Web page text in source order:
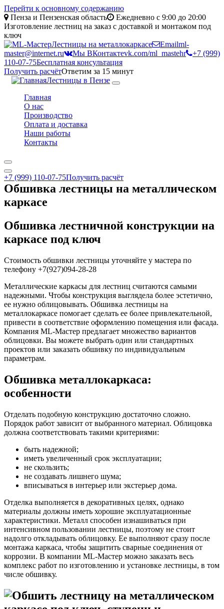
Перейти к основному содержанию
Пенза и Пензенская область
Ежедневно с 9:00 до 20:00
Изготовление лестниц на заказ с доставкой и монтажом под
ключ
Лестницы на металлокаркасе
Emailml-
master@internet.ru
Мы ВКонтактеvk.com/ml_mastehr
+7 (999)
110-07-75Бесплатная консультация
Получить расчётОтветим за 15 минут
Лестницы в Пензе
Toggle
Главная
О нас
Производство
Оплата и доставка
Наши работы
Контакты
+7 (999) 110-07-75Получить расчёт
Обшивка лестницы на металлическом
каркасе
Обшивка лестничной конструкции на
каркасе под ключ
Стоимость обшивки лестницы уточняйте у мастера по
телефону +7(927)094-28-28
Металлические каркасы для лестниц считаются самыми
надежными. Чтобы конструкция выглядела более эстетично,
ее нужно облицовывать. Обшивка лестницы на
металлокаркасе помогает сделать ее более привлекательной,
привести в соответствие оформлению помещения или фасада.
Компания ML-Мастер предлагает множество вариантов
облицовки. Вы можете выбрать один или стандартных
проектов или заказать обшивку по индивидуальным
параметрам.
Обшивка металлокаркаса:
особенности
Отделать подобную конструкцию достаточно сложно.
Порядок работ зависит от выбранного материал. Облицовка
должна соответствовать такими критериями:
быть надежной;
иметь увеличенный срок эксплуатации;
не скользить;
не создавать лишнего шума;
вписываться в интерьер или экстерьер дома.
Отделка выполняется в декоративных целях, однако
материалы должны иметь хорошие эксплуатационные
характеристики. Металл способен изнашиваться при
интенсивном пользовании лестницы, поэтому не стоит
надолго откладывать облицовку. Ее выполняют сразу после
монтажа каркаса, чтобы защитить сварные соединения от
коррозии. В компании ML-Мастер можно заказать весь
комплекс работ по изготовлению и установке лестницы, в том
числе обшивку.